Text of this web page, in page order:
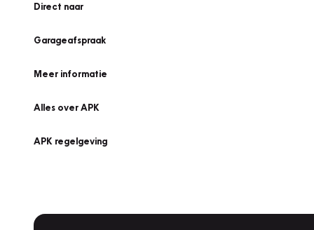
Direct naar
Garageafspraak
Meer informatie
Alles over APK
APK regelgeving